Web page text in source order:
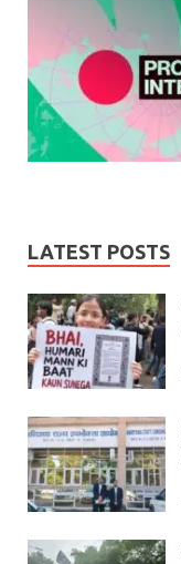
LATEST POSTS